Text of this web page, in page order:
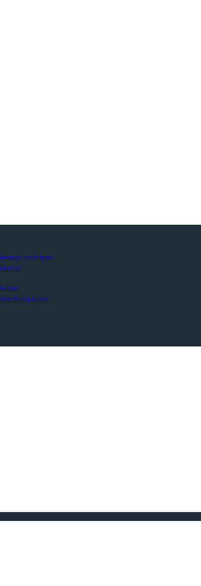
οντότητας
πλευρά ενώ